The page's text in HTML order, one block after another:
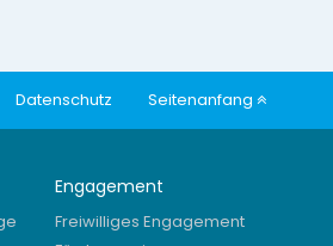
Datenschutz Seitenanfang
Engagement
Freiwilliges Engagement